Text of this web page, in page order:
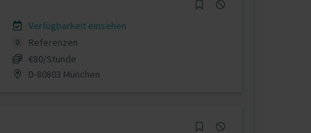
Verfügbarkeit einsehen
0
Referenzen
€80/Stunde
D-80803 München